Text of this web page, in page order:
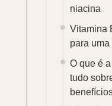
niacina
Vitamina
para
O que é
tudo